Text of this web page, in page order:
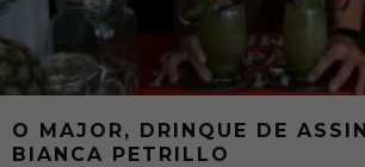
O MAJOR, DRINQUE DE
BIANCA PETRILLO